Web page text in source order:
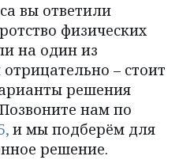
вы ответили
физических
на один из
– стоит
решения
нам по
, и мы подберём для
решение.